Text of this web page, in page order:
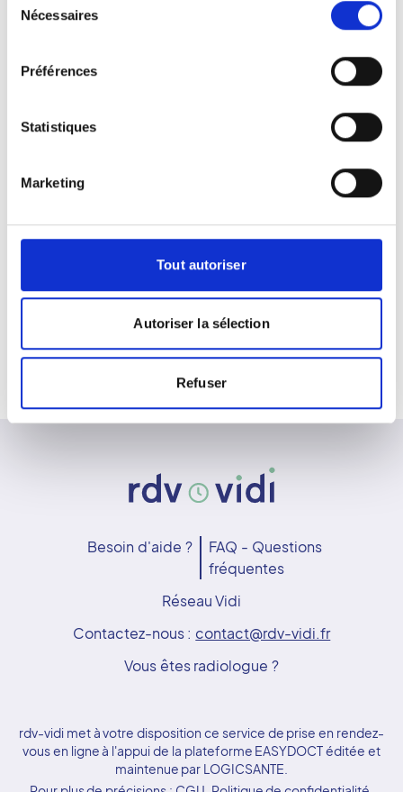
Nécessaires
Préférences
Statistiques
Marketing
Tout autoriser
Autoriser la sélection
Refuser
−
Leaflet |©OpenStreetMap
Besoin d'aide ?
FAQ - Questions
fréquentes
Réseau Vidi
Contactez-nous : contact@rdv-vidi.fr
Vous êtes radiologue ?
rdv-vidi met à votre disposition ce service de prise en rendez-
vous en ligne à l'appui de la plateforme EASYDOCT éditée et
maintenue par LOGICSANTE.